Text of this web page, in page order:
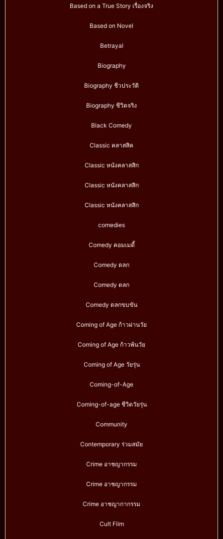
Based on a True Story เรื่องจริง
Based on Novel
Betrayal
Biography
Biography ชีวประวัติ
Biography ชีวิตจริง
Black Comedy
Classic คลาสสิค
Classic หนังคลาสสิก
Classic หนังคลาสสิก
Classic หนังคลาสสิก
comedies
Comedy คอมเมดี้
Comedy ตลก
Comedy ตลก
Comedy ตลกขบขัน
Coming of Age ก้าวผ่านวัย
Coming of Age ก้าวพ้นวัย
Coming of Age วัยรุ่น
Coming-of-Age
Coming-of-age ชีวิตวัยรุ่น
Community
Contemporary ร่วมสมัย
Crime อาชญากรรม
Crime อาชญากรรม
Crime อาชญากากรรม
Cult Film